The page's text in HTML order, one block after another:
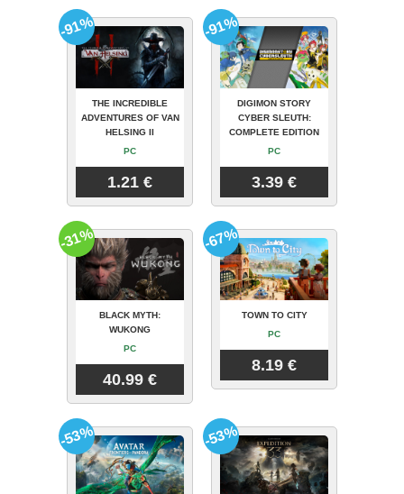
THE INCREDIBLE
ADVENTURES OF VAN
HELSING II
PC
1.21 €
-91%
DIGIMON STORY
CYBER SLEUTH:
COMPLETE EDITION
PC
3.39 €
-91%
BLACK MYTH:
WUKONG
PC
40.99 €
-31%
TOWN TO CITY
PC
8.19 €
-67%
-53% -53%